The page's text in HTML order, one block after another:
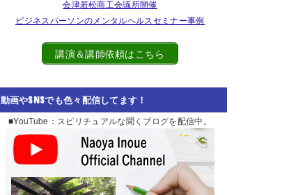
会津若松商工会議所開催
ビジネスパーソンのメンタルヘルスセミナー事例
講演＆講師依頼はこちら
動画やSNSでも色々配信してます！
■YouTube：スピリチュアルな聞くブログを配信中。